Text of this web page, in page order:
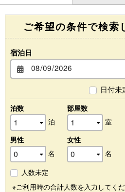
ご希望の条件で検索
宿泊日
日付未
泊数
泊
部屋数
室
男性
名
女性
名
人数未定
※ご利用時の合計人数を入力してく